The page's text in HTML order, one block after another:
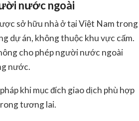
nước ngoài
sở hữu nhà ở tại Việt Nam trong
dự án, không thuộc khu vực cấm.
cho phép người nước ngoài
nước.
khi mục đích giao dịch phù hợp
tương lai.